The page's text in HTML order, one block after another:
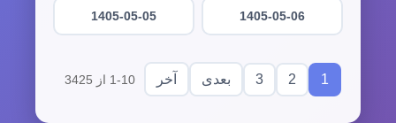
1405-05-06
1405-05-05
1
2
3 بعدی آخر 1-10 از 3425